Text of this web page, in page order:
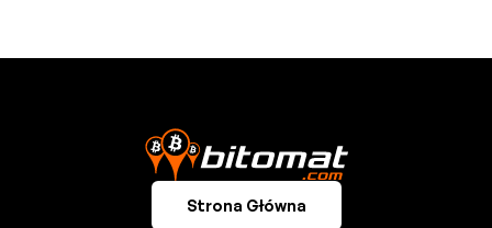
Strona Główna